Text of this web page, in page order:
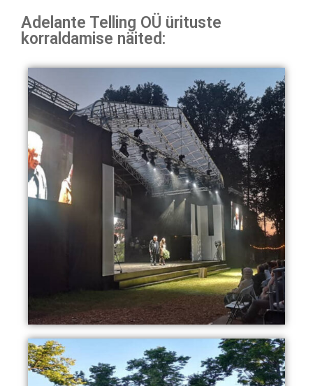
Adelante Telling OÜ ürituste
korraldamise näited: